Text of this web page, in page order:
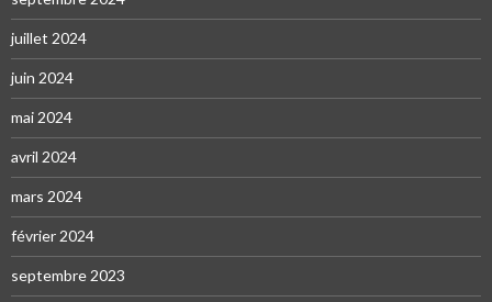
juillet 2024
juin 2024
mai 2024
avril 2024
mars 2024
février 2024
septembre 2023